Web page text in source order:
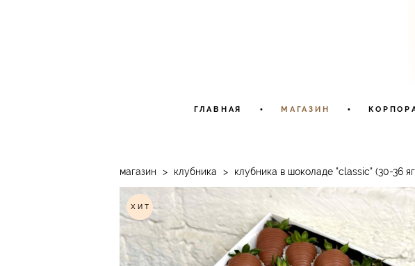
ГЛАВНАЯ • МАГАЗИН •
магазин > клубника > клубника в шоколаде "classic" (30-36
ХИТ